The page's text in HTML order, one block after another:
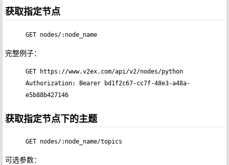
获取指定节点
GET nodes/:node_name
完整例子：
GET https://www.v2ex.com/api/v2/nodes/python
Authorization: Bearer bd1f2c67-cc7f-48e3-a48a-
获取指定节点下的主题
GET nodes/:node_name/topics
可选参数：